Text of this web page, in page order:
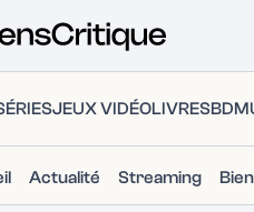
JEUX VIDÉOLIVRESBD
Actualité Streaming